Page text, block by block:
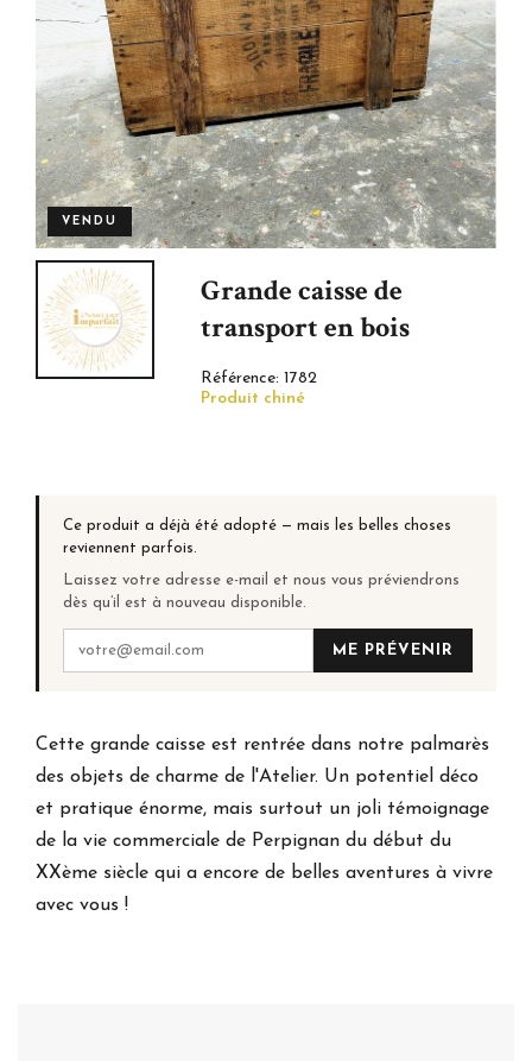
VENDU
Grande caisse de
transport en bois
Référence:1782
Produit chiné
Ce produit a déjà été adopté — mais les belles choses
reviennent parfois.
Laissez votre adresse e-mail et nous vous préviendrons
dès qu’il est à nouveau disponible.
ME PRÉVENIR
Cette grande caisse est rentrée dans notre palmarès
des objets de charme de l'Atelier. Un potentiel déco
et pratique énorme, mais surtout un joli témoignage
de la vie commerciale de Perpignan du début du
XXème siècle qui a encore de belles aventures à vivre
avec vous !